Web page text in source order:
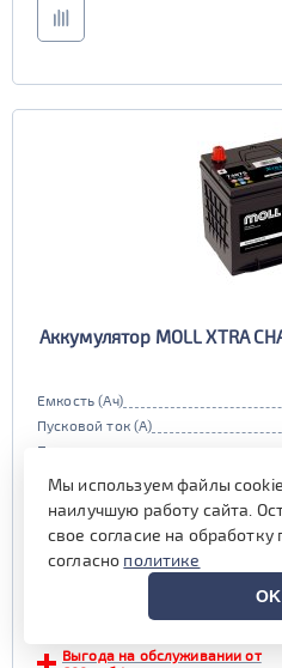
Аккумулятор MOLL XTRA
Емкость (Ач)
Пусковой ток (А)
Полярность
Габариты
i Цена:
Выгода на обслуживании от
Мы используем файлы
наилучшую работу сайта.
свое согласие на
согласно политике
OK